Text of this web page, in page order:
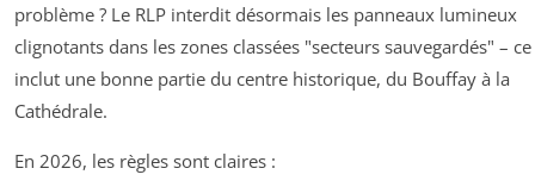
problème ? Le RLP interdit désormais les panneaux lumineux
clignotants dans les zones classées "secteurs sauvegardés" –
inclut une bonne partie du centre historique, du Bouffay à la
Cathédrale.
En 2026, les règles sont claires :